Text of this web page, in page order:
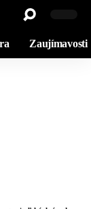
Zaujímavosti